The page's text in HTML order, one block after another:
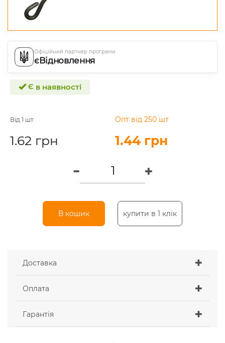
Офіційний партнер програми
єВідновлення
Є в наявності
Від 1 шт
1.62 грн
Опт від 250 шт
1.44 грн
В кошик купити в 1 клік
Доставка
Оплата
Гарантія